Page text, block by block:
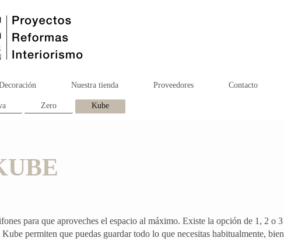
Nuestra tienda Proveedores Contacto
Zero Kube
para que aproveches el espacio al máximo. Existe la opción de 1, 2 o 3
permiten que puedas guardar todo lo que necesitas habitualmente, bien